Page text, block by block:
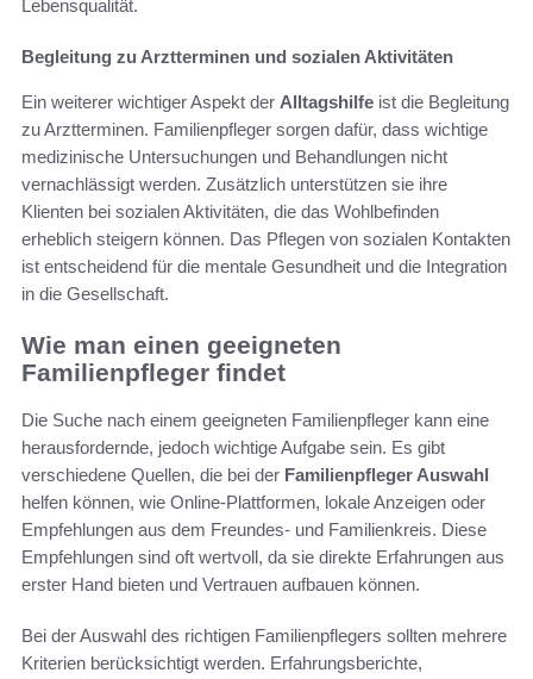
Lebensqualität.
Begleitung zu Arztterminen und sozialen Aktivitäten
Ein weiterer wichtiger Aspekt der Alltagshilfe ist die Begleitung
zu Arztterminen. Familienpfleger sorgen dafür, dass wichtige
medizinische Untersuchungen und Behandlungen nicht
vernachlässigt werden. Zusätzlich unterstützen sie ihre
Klienten bei sozialen Aktivitäten, die das Wohlbefinden
erheblich steigern können. Das Pflegen von sozialen Kontakten
ist entscheidend für die mentale Gesundheit und die Integration
in die Gesellschaft.
Wie man einen geeigneten
Familienpfleger findet
Die Suche nach einem geeigneten Familienpfleger kann eine
herausfordernde, jedoch wichtige Aufgabe sein. Es gibt
verschiedene Quellen, die bei der Familienpfleger Auswahl
helfen können, wie Online-Plattformen, lokale Anzeigen oder
Empfehlungen aus dem Freundes- und Familienkreis. Diese
Empfehlungen sind oft wertvoll, da sie direkte Erfahrungen aus
erster Hand bieten und Vertrauen aufbauen können.
Bei der Auswahl des richtigen Familienpflegers sollten mehrere
Kriterien berücksichtigt werden. Erfahrungsberichte,